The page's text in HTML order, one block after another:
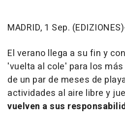
MADRID, 1 Sep.
El verano llega a su fin y
'vuelta al cole' para los
de un par de meses de
actividades al aire libre y
vuelven a sus